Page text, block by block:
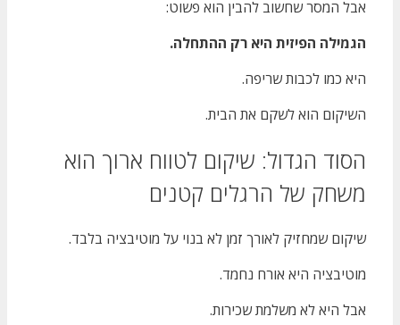
אבל המסר שחשוב להבין הוא פשוט:
הגמילה הפיזית היא רק ההתחלה.
היא כמו לכבות שריפה.
השיקום הוא לשקם את הבית.
הסוד הגדול: שיקום לטווח ארוך הוא
משחק של הרגלים קטנים
שיקום שמחזיק לאורך זמן לא בנוי על מוטיבציה בלבד.
מוטיבציה היא אורח נחמד.
אבל היא לא משלמת שכירות.